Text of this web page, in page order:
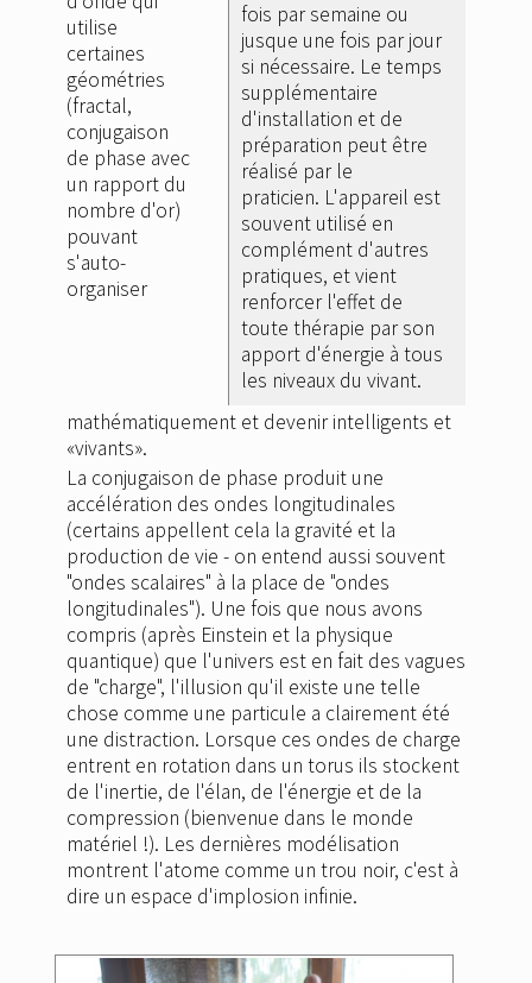
fois par semaine ou
jusque une fois par jour
si nécessaire. Le temps
supplémentaire
d'installation et de
préparation peut être
réalisé par le
praticien. L'appareil est
souvent utilisé en
complément d'autres
pratiques, et vient
renforcer l'effet de
toute thérapie par son
apport d'énergie à tous
les niveaux du vivant.
utilise
certaines
géométries
(fractal,
conjugaison
de phase avec
un rapport du
nombre d'or)
pouvant
s'auto-
organiser
mathématiquement et devenir intelligents et
«vivants».
La conjugaison de phase produit une
accélération des ondes longitudinales
(certains appellent cela la gravité et la
production de vie - on entend aussi souvent
"ondes scalaires" à la place de "ondes
longitudinales"). Une fois que nous avons
compris (après Einstein et la physique
quantique) que l'univers est en fait des vagues
de "charge", l'illusion qu'il existe une telle
chose comme une particule a clairement été
une distraction. Lorsque ces ondes de charge
entrent en rotation dans un torus ils stockent
de l'inertie, de l'élan, de l'énergie et de la
compression (bienvenue dans le monde
matériel !). Les dernières modélisation
montrent l'atome comme un trou noir, c'est à
dire un espace d'implosion infinie.